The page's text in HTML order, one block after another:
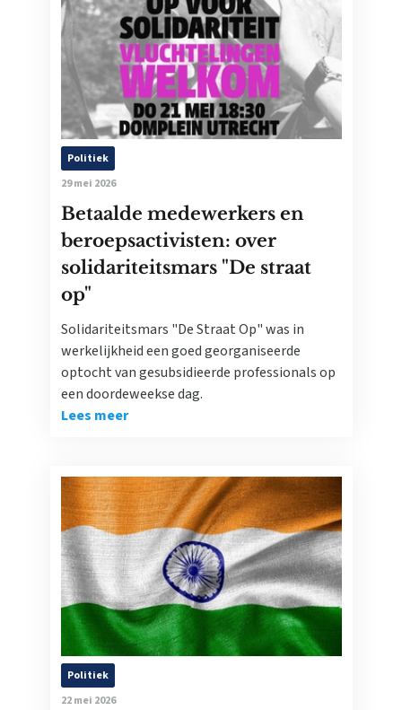
Politiek
29 mei 2026
Betaalde medewerkers en
beroepsactivisten: over
solidariteitsmars "De straat
op"
Solidariteitsmars "De Straat Op" was in
werkelijkheid een goed georganiseerde
optocht van gesubsidieerde professionals op
een doordeweekse dag.
Lees meer
Politiek
22 mei 2026